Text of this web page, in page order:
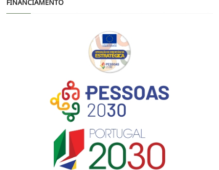
FINANCIAMENTO